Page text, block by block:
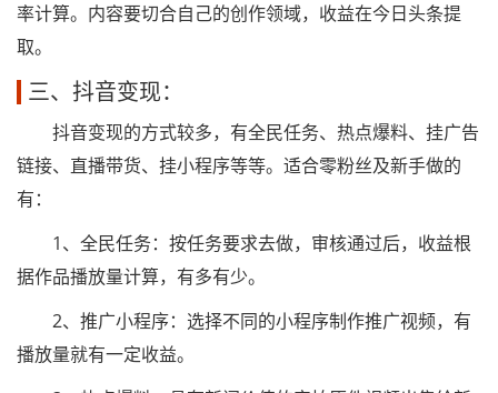
率计算。内容要切合自己的创作领域，收益在今日头条提
取。
三、抖音变现：
抖音变现的方式较多，有全民任务、热点爆料、挂广告
链接、直播带货、挂小程序等等。适合零粉丝及新手做的
有：
1、全民任务：按任务要求去做，审核通过后，收益根
据作品播放量计算，有多有少。
2、推广小程序：选择不同的小程序制作推广视频，有
播放量就有一定收益。